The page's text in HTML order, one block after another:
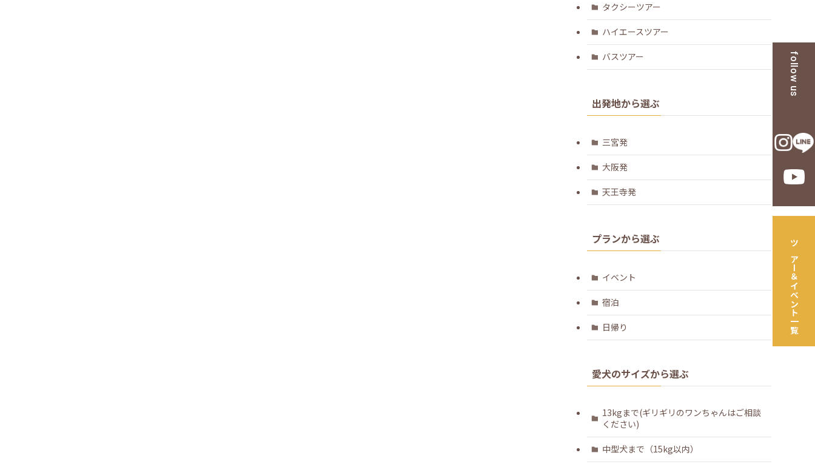
follow us
ツアー＆イベント一覧
タクシーツアー
ハイエースツアー
バスツアー
出発地から選ぶ
三宮発
大阪発
天王寺発
プランから選ぶ
イベント
宿泊
日帰り
愛犬のサイズから選ぶ
13kgまで(ギリギリのワンちゃんはご相談
ください)
中型犬まで（15kg以内）